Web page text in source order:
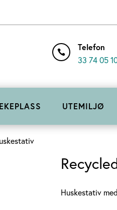
 Telefon
33 74 05
UTEMILJØ
Huskestativ